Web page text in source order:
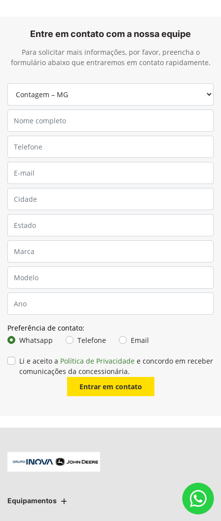
Entre em contato com a nossa equipe
Para solicitar mais informações, por favor, preencha o
formulário abaixo que entraremos em contato rapidamente.
Preferência de contato:
Whatsapp
Telefone Email
Li e aceito a Política de Privacidade e concordo em receber
comunicações da concessionária.
Entrar em contato
Equipamentos